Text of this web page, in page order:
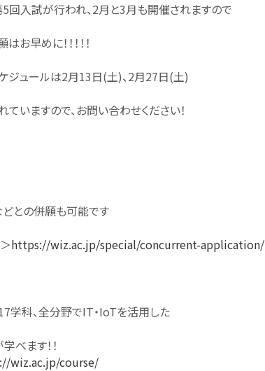
回入試が行われ、2月と3月も開催されますので
お早めに！！！！！
ジュールは2月13日(土)、2月27日(土)
いますので、お問い合わせください！
との併願も可能です
https://wiz.ac.jp/special/concurrent-application/
学科、全分野でIT・IoTを活用した
べます！！
wiz.ac.jp/course/